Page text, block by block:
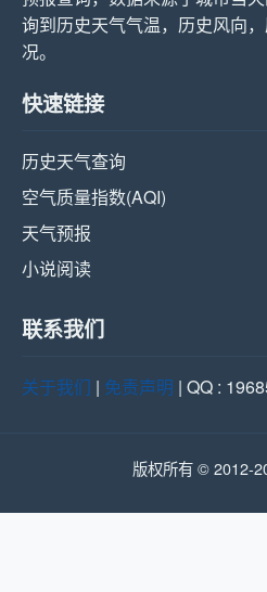
询到历史天气气温，历史风向
况。
快速链接
历史天气查询
空气质量指数(AQI)
天气预报
小说阅读
联系我们
关于我们 | 免责声明 | QQ :
版权所有 © 2012-